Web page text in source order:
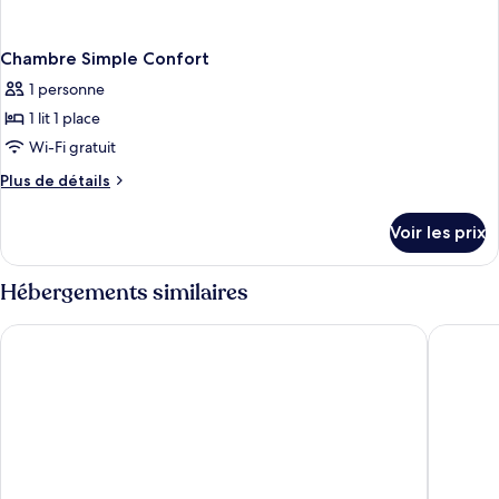
Chambre Simple Confort
1 personne
1 lit 1 place
Wi-Fi gratuit
Plus de détails
Plus
le
type
de
chambre
Chambre
Voir les prix
Hébergements similaires
Hasan Zawaideh Camp Milky